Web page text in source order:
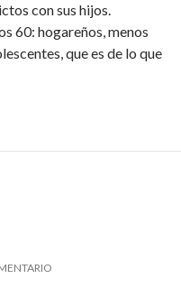
con sus hijos.
60: hogareños, menos
que es de lo que